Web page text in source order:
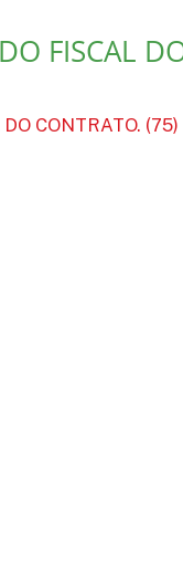
FISCAL
CONTRATO. (75)